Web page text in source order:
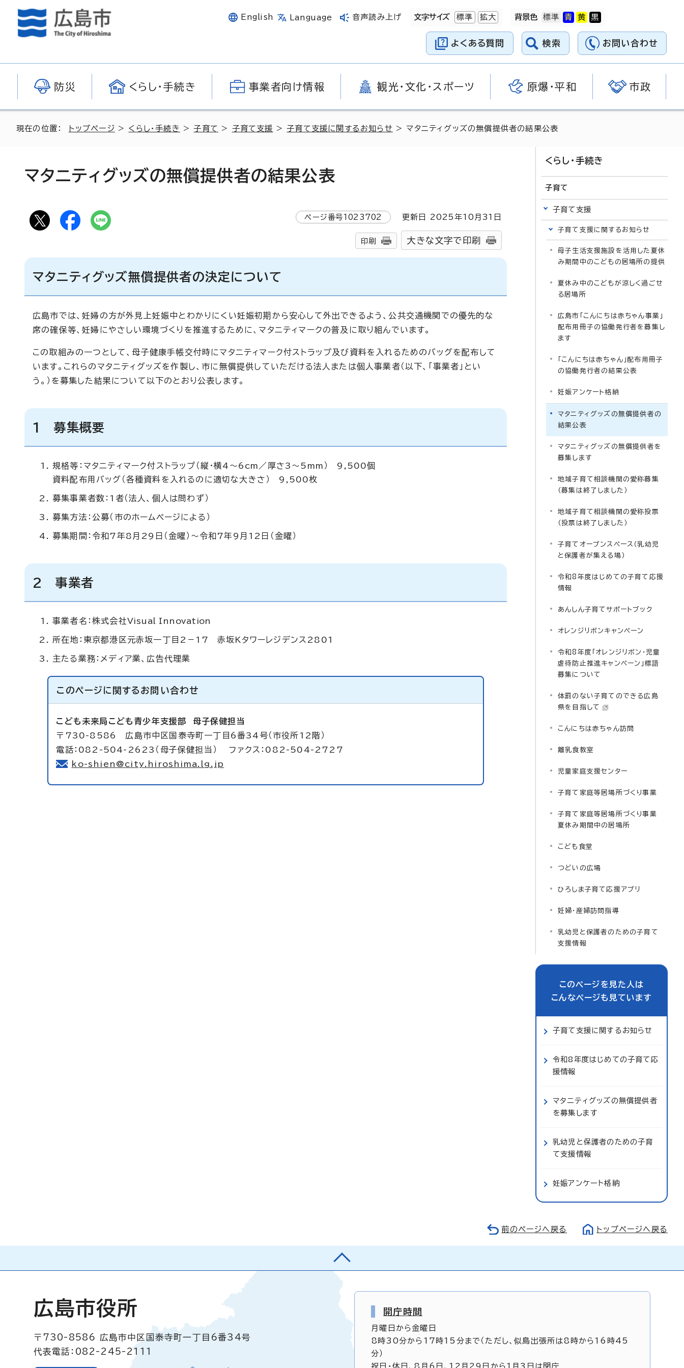
English Language 音声読み上げ 文字サイズ 標準 拡大 背景色
よくある質問 検索 お問い合わせ
防災 くらし・手続き 事業者向け情報 観光・文化・スポーツ 原爆・平和 市政
現在の位置： トップページ > くらし・手続き >子育て > 子育て支援 >子育て支援に関するお知らせ > マタニティグッズの無償提供者の結果公表
マタニティグッズの無償提供者の結果公表
ページ番号1023702 更新日 2025 年10 月 31 日
印刷 大きな文字で印刷
マタニティグッズ無償提供者の決定について
広島市では、妊婦の方が外見上妊娠中とわかりにくい妊娠初期から安心して外出できるよう、公共交通機関での優先的な
席の確保等、妊婦にやさしい環境づくりを推進するために、マタニティマークの普及に取り組んでいます。
この取組みの一つとして、母子健康手帳交付時にマタニティマーク付ストラップ及び資料を入れるためのバッグを配布して
います。これらのマタニティグッズを作製し、市に無償提供していただける法人または個人事業者（以下、「事業者」とい
う。）を募集した結果について以下のとおり公表します。
1 募集概要
規格等：マタニティマーク付ストラップ（縦・横4～6cm／厚さ3～5mm） 9,500個
資料配布用バッグ（各種資料を入れるのに適切な大きさ） 9,500枚
募集事業者数：1者（法人、個人は問わず）
募集方法：公募（市のホームページによる）
募集期間：令和7年8月29日（金曜）～令和7年9月12日（金曜）
2 事業者
事業者名：株式会社Visual Innovation
所在地：東京都港区元赤坂一丁目2－17 赤坂Kタワーレジデンス2801
主たる業務：メディア業、広告代理業
このページに関する お問い合わせ
こども未来局こども青少年支援部 母子保健担当
〒730-8586 広島市中区国泰寺町一丁目6番34号（市役所12階）
電話：082-504-2623（母子保健担当） ファクス：082-504-2727
ko-shien@city.hiroshima.lg.jp
くらし・手続き
子育て
子育て支援
子育て支援に関するお知らせ
母子生活支援施設を活用した夏休
み期間中のこどもの居場所の提供
夏休み中のこどもが涼しく過ごせ
る居場所
広島市「こんにちは赤ちゃん事業」
配布用冊子の協働発行者を募集し
ます
「こんにちは赤ちゃん」配布用冊子
の協働発行者の結果公表
妊娠アンケート格納
マタニティグッズの無償提供者の
結果公表
マタニティグッズの無償提供者を
募集します
地域子育て相談機関の愛称募集
（募集は終了しました）
地域子育て相談機関の愛称投票
（投票は終了しました）
子育てオープンスペース（乳幼児
と保護者が集える場）
令和8年度はじめての子育て応援
情報
あんしん子育てサポートブック
オレンジリボンキャンペーン
令和8年度「オレンジリボン・児童
虐待防止推進キャンペーン」標語
募集について
体罰のない子育てのできる広島
県を目指して
こんにちは赤ちゃん訪問
離乳食教室
児童家庭支援センター
子育て家庭等居場所づくり事業
子育て家庭等居場所づくり事業
夏休み期間中の居場所
こども食堂
つどいの広場
ひろしま子育て応援アプリ
妊婦・産婦訪問指導
乳幼児と保護者のための子育て
支援情報
このページを見た人は
こんなページも見ています
子育て支援に関するお知らせ
令和8年度はじめての子育て応
援情報
マタニティグッズの無償提供者
を募集します
乳幼児と保護者のための子育
て支援情報
妊娠アンケート格納
前のページへ戻る トップページへ戻る
広島市役所
〒730-8586
広島市中区国泰寺町一丁目6番34号
代表電話：082-245-2111
開庁時間
月曜日から金曜日
8時30分から17時15分まで（ただし、似島出張所は8時から16時45
分）
祝日・休日、8月6日、12月29日から1月3日は閉庁